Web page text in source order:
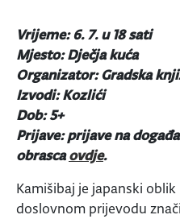
Vrijeme: 6. 7. u 18 sati
Mjesto: Dječja kuća
Organizator: Gradska
Izvodi: Kozlići
Dob: 5+
Prijave: prijave na
obrascaovdje.
Kamišibaj je japanski
doslovnom prijevodu